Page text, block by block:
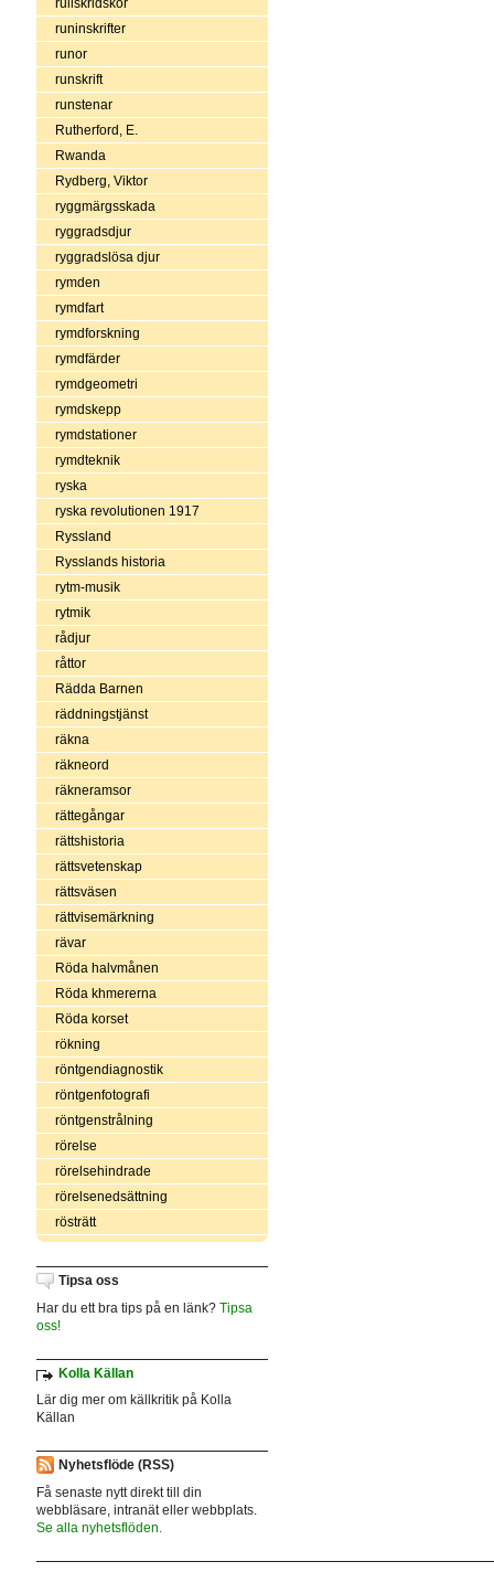
rullskridskor
runinskrifter
runor
runskrift
runstenar
Rutherford, E.
Rwanda
Rydberg, Viktor
ryggmärgsskada
ryggradsdjur
ryggradslösa djur
rymden
rymdfart
rymdforskning
rymdfärder
rymdgeometri
rymdskepp
rymdstationer
rymdteknik
ryska
ryska revolutionen 1917
Ryssland
Rysslands historia
rytm-musik
rytmik
rådjur
råttor
Rädda Barnen
räddningstjänst
räkna
räkneord
räkneramsor
rättegångar
rättshistoria
rättsvetenskap
rättsväsen
rättvisemärkning
rävar
Röda halvmånen
Röda khmererna
Röda korset
rökning
röntgendiagnostik
röntgenfotografi
röntgenstrålning
rörelse
rörelsehindrade
rörelsenedsättning
rösträtt
Tipsa oss
Har du ett bra tips på en länk? Tipsa
oss!
Kolla Källan
Lär dig mer om källkritik på Kolla
Källan
Nyhetsflöde (RSS)
Få senaste nytt direkt till din
webbläsare, intranät eller webbplats.
Se alla nyhetsflöden.